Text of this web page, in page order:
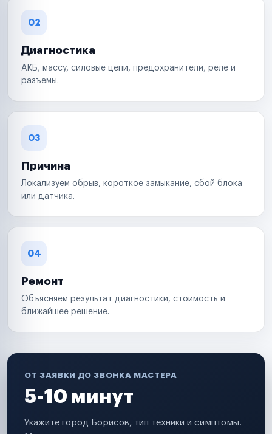
02
Диагностика
АКБ, массу, силовые цепи, предохранители, реле и
разъемы.
03
Причина
Локализуем обрыв, короткое замыкание, сбой блока
или датчика.
04
Ремонт
Объясняем результат диагностики, стоимость и
ближайшее решение.
ОТ ЗАЯВКИ ДО ЗВОНКА МАСТЕРА
5-10 минут
Укажите город Борисов, тип техники и симптомы.